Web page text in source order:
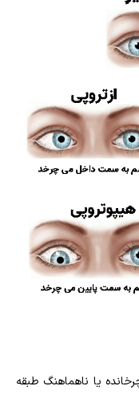
یا ناهماهنگ طبقه